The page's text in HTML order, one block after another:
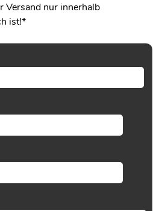
Versand nur innerhalb
ist!*